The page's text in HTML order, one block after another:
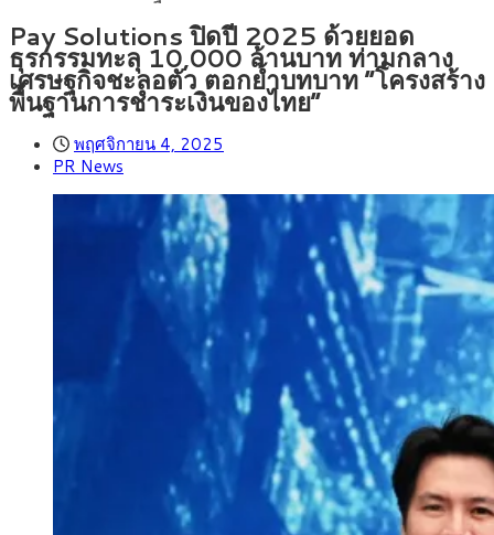
ใหญ่จากเยอรมนี
Pay Solutions ปิดปี 2025 ด้วยยอด
ธุรกรรมทะลุ 10,000 ล้านบาท ท่ามกลาง
เศรษฐกิจชะลอตัว ตอกย้ำบทบาท “โครงสร้าง
พื้นฐานการชำระเงินของไทย”
พฤศจิกายน 4, 2025
PR News